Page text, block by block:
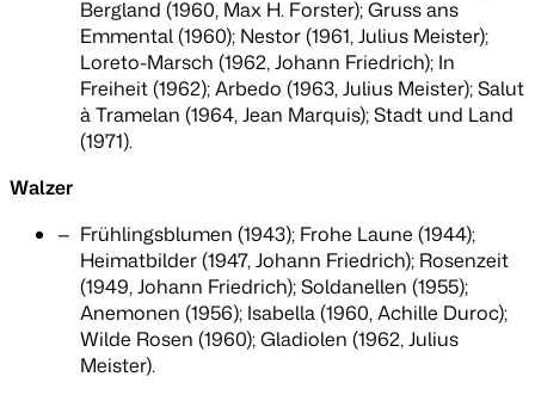
Bergland (1960, Max H. Forster); Gruss ans
Emmental (1960); Nestor (1961, Julius Meister);
Loreto-Marsch (1962, Johann Friedrich); In
Freiheit (1962); Arbedo (1963, Julius Meister); Salut
à Tramelan (1964, Jean Marquis); Stadt und Land
(1971).
Walzer
Frühlingsblumen (1943); Frohe Laune (1944);
Heimatbilder (1947, Johann Friedrich); Rosenzeit
(1949, Johann Friedrich); Soldanellen (1955);
Anemonen (1956); Isabella (1960, Achille Duroc);
Wilde Rosen (1960); Gladiolen (1962, Julius
Meister).